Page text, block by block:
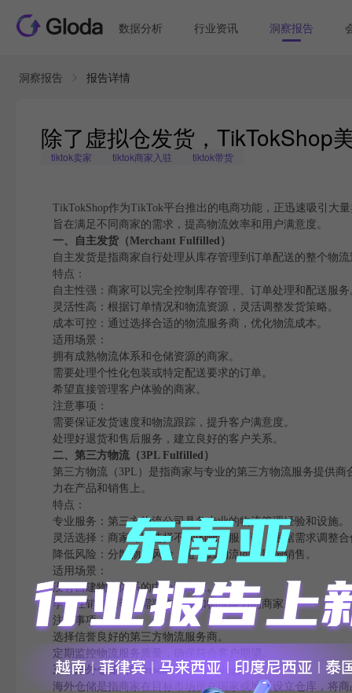
数据分析 行业资讯 洞察报告
洞察报告 报告详情
除了虚拟仓发货，TikTokShop
tiktok卖家 tiktok商家入驻 tiktok带货
TikTokShop作为TikTok平台推出的电商功能，正迅速吸引大
旨在满足不同商家的需求，提高物流效率和用户满意度。
一、自主发货（Merchant Fulfilled）
自主发货是指商家自行处理从库存管理到订单配送的整个物
特点：
自主性强：商家可以完全控制库存管理、订单处理和配送服务
灵活性高：根据订单情况和物流资源，灵活调整发货策略。
成本可控：通过选择合适的物流服务商，优化物流成本。
适用场景：
拥有成熟物流体系和仓储资源的商家。
需要处理个性化包装或特定配送要求的订单。
希望直接管理客户体验的商家。
注意事项：
需要保证发货速度和物流跟踪，提升客户满意度。
处理好退货和售后服务，建立良好的客户关系。
二、第三方物流（3PL Fulfilled）
第三方物流（3PL）是指商家与专业的第三方物流服务提供
力在产品和销售上。
特点：
专业服务：第三方物流公司具备专业的物流管理经验和设施。
灵活选择：商家可以选择不同的物流服务商，根据需求调整
降低风险：分散物流风险，避免因物流问题影响销售。
适用场景：
没有自建物流体系的中小型商家。
季节性销售旺季，需要临时增加物流能力的商家。
注意事项：
选择信誉良好的第三方物流服务商。
定期监控物流服务质量，确保符合客户期望。
三、海外仓储（Overseas Warehousing）
海外仓储是指商家在目标市场所在国家或地区设立仓库，将